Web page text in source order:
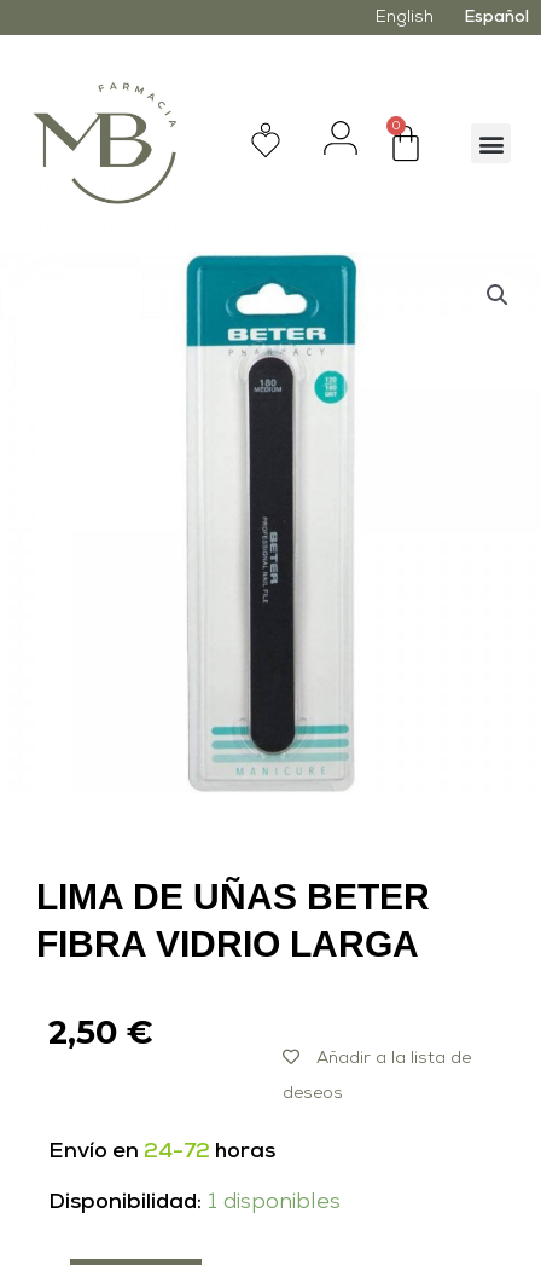
English Español
0
LIMA DE UÑAS BETER
FIBRA VIDRIO LARGA
2,50 €
Añadir a la lista de
deseos
Envío en 24-72 horas
Disponibilidad: 1 disponibles